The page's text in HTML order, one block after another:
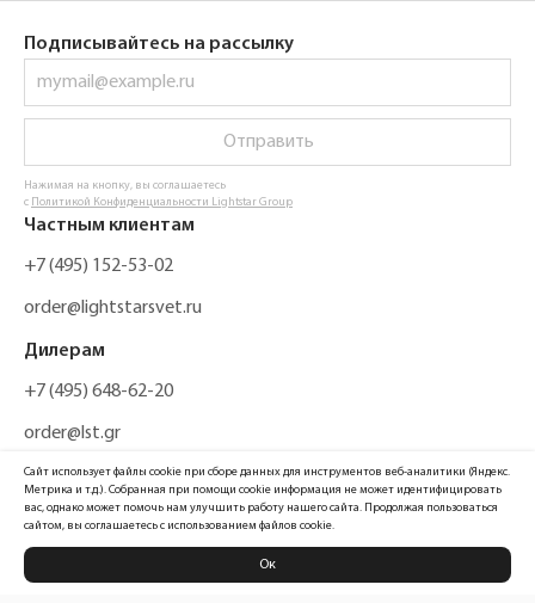
Подписывайтесь на рассылку
Отправить
Нажимая на кнопку, вы соглашаетесь
с Политикой Конфиденциальности Lightstar Group
Частным клиентам
+7 (495) 152-53-02
order@lightstarsvet.ru
Дилерам
+7 (495) 648-62-20
order@lst.gr
Политика конфиденциальности
Сайт использует файлы cookie при сборе данных для инструментов веб-аналитики (Яндекс.
Метрика и т.д.). Собранная при помощи cookie информация не может идентифицировать
вас, однако может помочь нам улучшить работу нашего сайта. Продолжая пользоваться
сайтом, вы соглашаетесь с использованием файлов cookie.
Ок